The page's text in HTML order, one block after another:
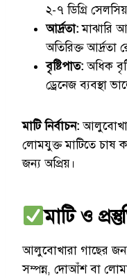
২-৭ ডিগ্রি
আর্দ্রতা:মাঝারি
অতিরিক্ত আর্দ্রতা
বৃষ্টিপাত:অধিক
ড্রেনেজ ব্যবস্থা
মাটি নির্বাচন:
লোমযুক্ত মাটিতে চাষ
জন্য অপ্রিয়।
মাটি ও
আলুবোখারা গাছের
সম্পন্ন, দোআঁশ বা